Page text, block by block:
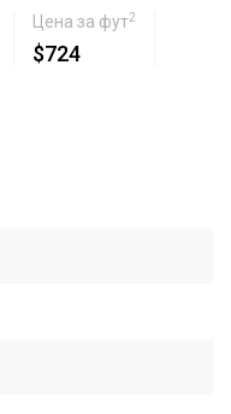
Цена за фут2
$724